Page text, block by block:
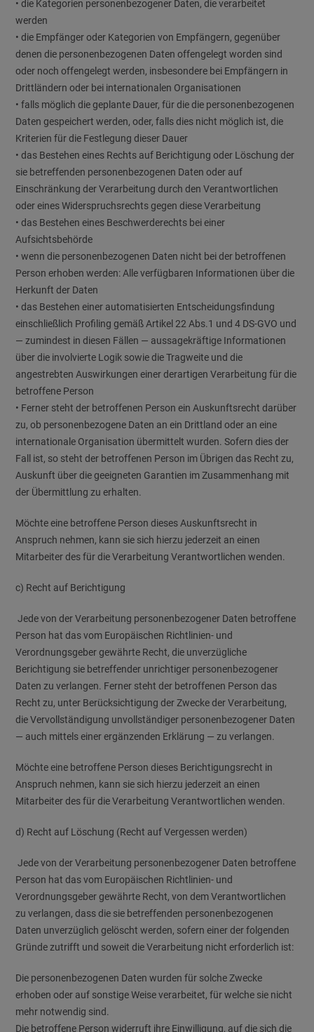
• die Kategorien personenbezogener Daten, die verarbeitet
werden
• die Empfänger oder Kategorien von Empfängern, gegenüber
denen die personenbezogenen Daten offengelegt worden sind
oder noch offengelegt werden, insbesondere bei Empfängern in
Drittländern oder bei internationalen Organisationen
• falls möglich die geplante Dauer, für die die personenbezogenen
Daten gespeichert werden, oder, falls dies nicht möglich ist, die
Kriterien für die Festlegung dieser Dauer
• das Bestehen eines Rechts auf Berichtigung oder Löschung der
sie betreffenden personenbezogenen Daten oder auf
Einschränkung der Verarbeitung durch den Verantwortlichen
oder eines Widerspruchsrechts gegen diese Verarbeitung
• das Bestehen eines Beschwerderechts bei einer
Aufsichtsbehörde
• wenn die personenbezogenen Daten nicht bei der betroffenen
Person erhoben werden: Alle verfügbaren Informationen über die
Herkunft der Daten
• das Bestehen einer automatisierten Entscheidungsfindung
einschließlich Profiling gemäß Artikel 22 Abs.1 und 4 DS-GVO und
— zumindest in diesen Fällen — aussagekräftige Informationen
über die involvierte Logik sowie die Tragweite und die
angestrebten Auswirkungen einer derartigen Verarbeitung für die
betroffene Person
• Ferner steht der betroffenen Person ein Auskunftsrecht darüber
zu, ob personenbezogene Daten an ein Drittland oder an eine
internationale Organisation übermittelt wurden. Sofern dies der
Fall ist, so steht der betroffenen Person im Übrigen das Recht zu,
Auskunft über die geeigneten Garantien im Zusammenhang mit
der Übermittlung zu erhalten.
Möchte eine betroffene Person dieses Auskunftsrecht in
Anspruch nehmen, kann sie sich hierzu jederzeit an einen
Mitarbeiter des für die Verarbeitung Verantwortlichen wenden.
c) Recht auf Berichtigung
Jede von der Verarbeitung personenbezogener Daten betroffene
Person hat das vom Europäischen Richtlinien- und
Verordnungsgeber gewährte Recht, die unverzügliche
Berichtigung sie betreffender unrichtiger personenbezogener
Daten zu verlangen. Ferner steht der betroffenen Person das
Recht zu, unter Berücksichtigung der Zwecke der Verarbeitung,
die Vervollständigung unvollständiger personenbezogener Daten
— auch mittels einer ergänzenden Erklärung — zu verlangen.
Möchte eine betroffene Person dieses Berichtigungsrecht in
Anspruch nehmen, kann sie sich hierzu jederzeit an einen
Mitarbeiter des für die Verarbeitung Verantwortlichen wenden.
d) Recht auf Löschung (Recht auf Vergessen werden)
Jede von der Verarbeitung personenbezogener Daten betroffene
Person hat das vom Europäischen Richtlinien- und
Verordnungsgeber gewährte Recht, von dem Verantwortlichen
zu verlangen, dass die sie betreffenden personenbezogenen
Daten unverzüglich gelöscht werden, sofern einer der folgenden
Gründe zutrifft und soweit die Verarbeitung nicht erforderlich ist:
Die personenbezogenen Daten wurden für solche Zwecke
erhoben oder auf sonstige Weise verarbeitet, für welche sie nicht
mehr notwendig sind.
Die betroffene Person widerruft ihre Einwilligung, auf die sich die